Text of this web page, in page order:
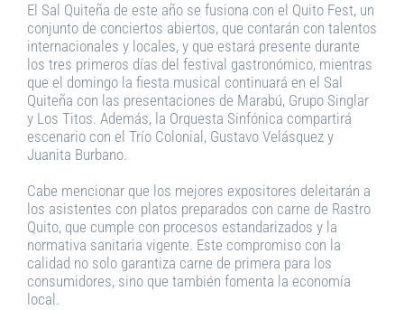
El Sal Quiteña de este año se fusiona con el Quito Fest, un
conjunto de conciertos abiertos, que contarán con talentos
internacionales y locales, y que estará presente durante
los tres primeros días del festival gastronómico, mientras
que el domingo la fiesta musical continuará en el Sal
Quiteña con las presentaciones de Marabú, Grupo Singlar
y Los Titos. Además, la Orquesta Sinfónica compartirá
escenario con el Trío Colonial, Gustavo Velásquez y
Juanita Burbano.
Cabe mencionar que los mejores expositores deleitarán a
los asistentes con platos preparados con carne de Rastro
Quito, que cumple con procesos estandarizados y la
normativa sanitaria vigente. Este compromiso con la
calidad no solo garantiza carne de primera para los
consumidores, sino que también fomenta la economía
local.